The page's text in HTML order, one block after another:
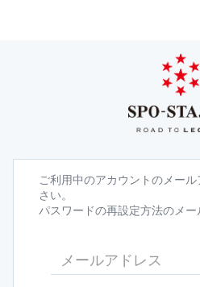
ご利用中のアカウントのメー
さい。
パスワードの再設定方法のメー